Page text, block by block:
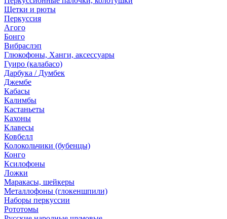
Щетки и рюты
Перкуссия
Агого
Бонго
Вибраслэп
Глюкофоны, Ханги, аксессуары
Гуиро (калабасо)
Дарбука / Думбек
Джембе
Кабасы
Калимбы
Кастаньеты
Кахоны
Клавесы
Ковбелл
Колокольчики (бубенцы)
Конго
Ксилофоны
Ложки
Маракасы, шейкеры
Металлофоны (глокеншпили)
Наборы перкуссии
Рототомы